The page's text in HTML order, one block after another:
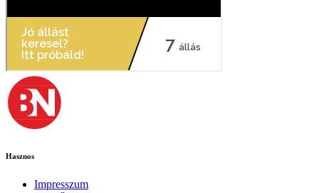
Hasznos
Impresszum